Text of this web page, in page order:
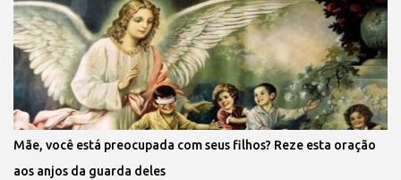
Mãe, você está preocupada com seus filhos? Reze esta oração
aos anjos da guarda deles